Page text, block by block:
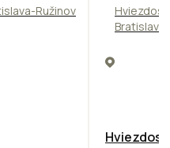
Ružinov